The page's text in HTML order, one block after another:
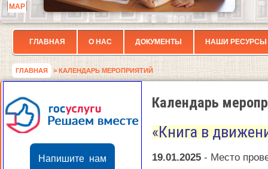
МАР
ГЛАВНАЯ О НАС ДОКУМЕНТЫ НАШИ РЕСУРСЫ
ГЛАВНАЯ > КАЛЕНДАРЬ МЕРОПРИЯТИЙ
Напишите нам
Календарь
«Книга в
19.01.2025 - Место